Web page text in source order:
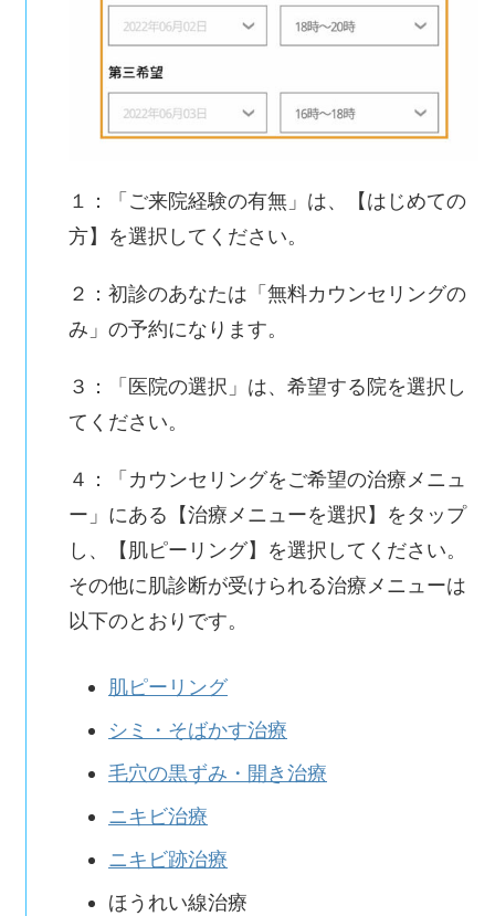
１：「ご来院経験の有無」は、【はじめての
方】を選択してください。
２：初診のあなたは「無料カウンセリングの
み」の予約になります。
３：「医院の選択」は、希望する院を選択し
てください。
４：「カウンセリングをご希望の治療メニュ
ー」にある【治療メニューを選択】をタップ
し、【肌ピーリング】を選択してください。
その他に肌診断が受けられる治療メニューは
以下のとおりです。
肌ピーリング
シミ・そばかす治療
毛穴の黒ずみ・開き治療
ニキビ治療
ニキビ跡治療
ほうれい線治療